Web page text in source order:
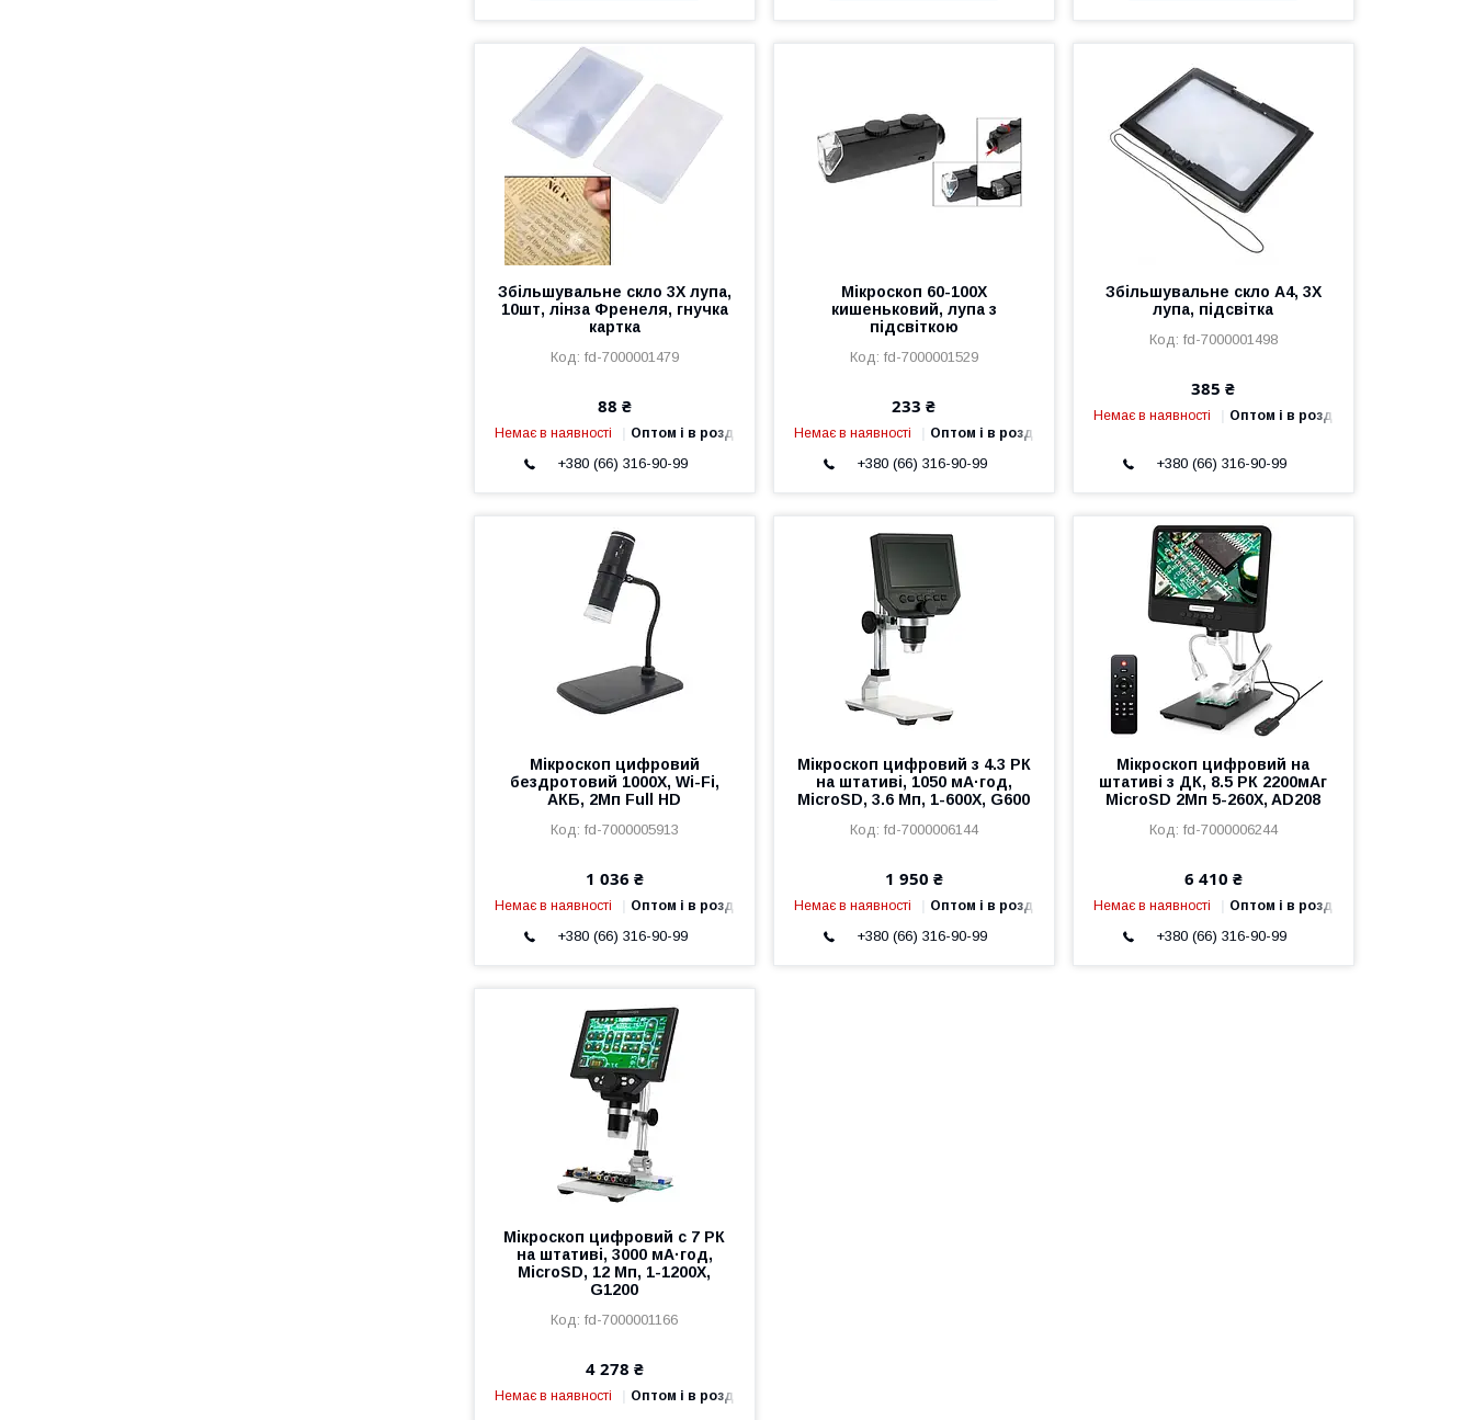
Збільшувальне скло 3X лупа,
10шт, лінза Френеля, гнучка
картка
fd-7000001479
88 ₴
Немає в наявності Оптом і в роздріб
+380 (66) 316-90-99
Мікроскоп 60-100X
кишеньковий, лупа з
підсвіткою
fd-7000001529
233 ₴
Немає в наявності Оптом і в роздріб
+380 (66) 316-90-99
Збільшувальне скло A4, 3X
лупа, підсвітка
fd-7000001498
385 ₴
Немає в наявності Оптом і в роздріб
+380 (66) 316-90-99
Мікроскоп цифровий
бездротовий 1000X, Wi-Fi,
АКБ, 2Мп Full HD
fd-7000005913
1 036 ₴
Немає в наявності Оптом і в роздріб
+380 (66) 316-90-99
Мікроскоп цифровий з 4.3 РК
на штативі, 1050 мА·год,
MicroSD, 3.6 Мп, 1-600X, G600
fd-7000006144
1 950 ₴
Немає в наявності Оптом і в роздріб
+380 (66) 316-90-99
Мікроскоп цифровий на
штативі з ДК, 8.5 РК 2200мАг
MicroSD 2Мп 5-260X, AD208
fd-7000006244
6 410 ₴
Немає в наявності Оптом і в роздріб
+380 (66) 316-90-99
Мікроскоп цифровий c 7 РК
на штативі, 3000 мА·год,
MicroSD, 12 Мп, 1-1200X,
G1200
fd-7000001166
4 278 ₴
Немає в наявності Оптом і в роздріб